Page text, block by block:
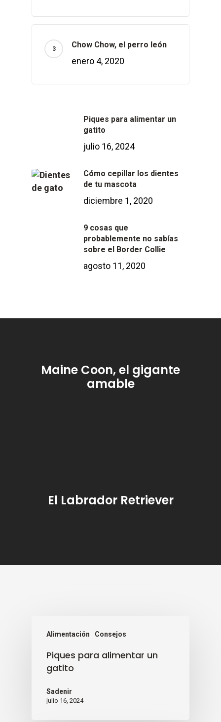
Chow Chow, el perro león
enero 4, 2020
Piques para alimentar un
gatito
julio 16, 2024
Cómo cepillar los dientes
de tu mascota
diciembre 1, 2020
9 cosas que
probablemente no sabías
sobre el Border Collie
agosto 11, 2020
Maine Coon, el gigante
amable
El Labrador Retriever
Alimentación Consejos
Piques para alimentar un
gatito
Sadenir
julio 16, 2024